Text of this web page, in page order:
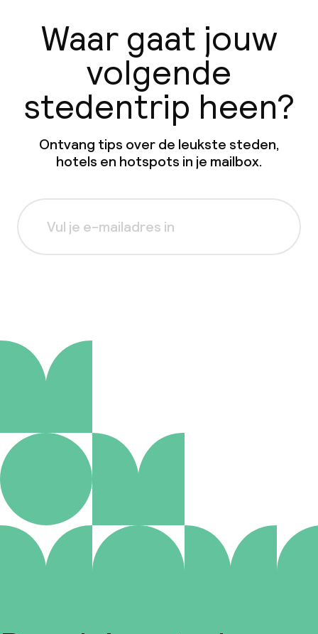
Waar gaat jouw
volgende
stedentrip heen?
Ontvang tips over de leukste steden,
hotels en hotspots in je mailbox.